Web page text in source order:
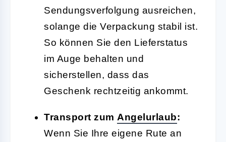
Sendungsverfolgung ausreichen,
solange die Verpackung stabil ist.
So können Sie den Lieferstatus
im Auge behalten und
sicherstellen, dass das
Geschenk rechtzeitig ankommt.
Transport zum Angelurlaub:
Wenn Sie Ihre eigene Rute an